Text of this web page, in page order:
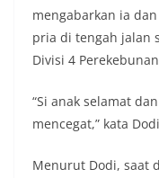
mengabarkan ia
pria di tengah jalan
Divisi 4
“Si anak selamat
mencegat,” kata
Menurut Dodi, saat